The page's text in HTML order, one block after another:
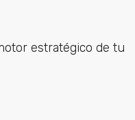
estratégico de tu